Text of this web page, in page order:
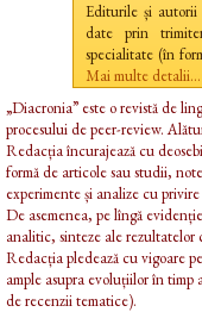
„Diacronia” este o revistă de
procesului de peer-review.
Redacția încurajează cu
formă de articole sau studii,
experimente și analize cu
De asemenea, pe lîngă
analitic, sinteze ale
Redacția pledează cu vigoare
ample asupra evoluțiilor în timp
de recenzii tematice).
Editurile și
date prin
specialitate (în
Mai multe detalii...